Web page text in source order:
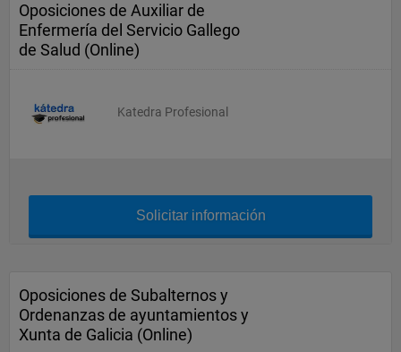
Oposiciones de Auxiliar de
Enfermería del Servicio Gallego
de Salud (Online)
Katedra Profesional
Solicitar información
Oposiciones de Subalternos y
Ordenanzas de ayuntamientos y
Xunta de Galicia (Online)